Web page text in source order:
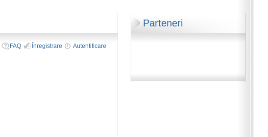
Parteneri
FAQ Înregistrare Autentificare